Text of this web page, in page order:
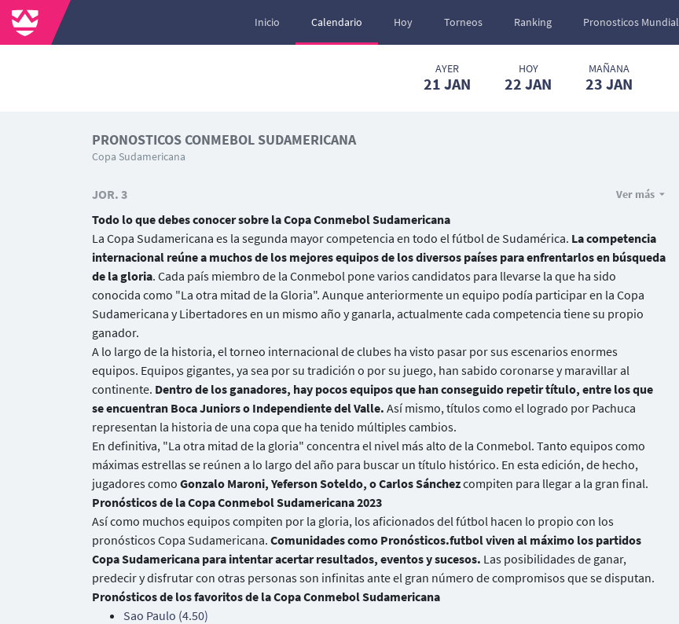
Inicio Calendario Hoy Torneos Ranking Pronosticos Mundial
AYER
21 JAN
HOY
22 JAN
MAÑANA
23 JAN
PRONOSTICOS CONMEBOL SUDAMERICANA
Copa Sudamericana
JOR. 3 Ver más
Todo lo que debes conocer sobre la Copa Conmebol Sudamericana
La Copa Sudamericana es la segunda mayor competencia en todo el fútbol de Sudamérica. La competencia
internacional reúne a muchos de los mejores equipos de los diversos países para enfrentarlos en búsqueda
de la gloria. Cada país miembro de la Conmebol pone varios candidatos para llevarse la que ha sido
conocida como "La otra mitad de la Gloria". Aunque anteriormente un equipo podía participar en la Copa
Sudamericana y Libertadores en un mismo año y ganarla, actualmente cada competencia tiene su propio
ganador.
A lo largo de la historia, el torneo internacional de clubes ha visto pasar por sus escenarios enormes
equipos. Equipos gigantes, ya sea por su tradición o por su juego, han sabido coronarse y maravillar al
continente. Dentro de los ganadores, hay pocos equipos que han conseguido repetir título, entre los que
se encuentran Boca Juniors o Independiente del Valle. Así mismo, títulos como el logrado por Pachuca
representan la historia de una copa que ha tenido múltiples cambios.
En definitiva, "La otra mitad de la gloria" concentra el nivel más alto de la Conmebol. Tanto equipos como
máximas estrellas se reúnen a lo largo del año para buscar un título histórico. En esta edición, de hecho,
jugadores como Gonzalo Maroni, Yeferson Soteldo, o Carlos Sánchezcompiten para llegar a la gran final.
Pronósticos de la Copa Conmebol Sudamericana 2023
Así como muchos equipos compiten por la gloria, los aficionados del fútbol hacen lo propio con los
pronósticos Copa Sudamericana. Comunidades como Pronósticos.futbol viven al máximo los partidos
Copa Sudamericana para intentar acertar resultados, eventos y sucesos. Las posibilidades de ganar,
predecir y disfrutar con otras personas son infinitas ante el gran número de compromisos que se disputan.
Pronósticos de los favoritos de la Copa Conmebol Sudamericana
Sao Paulo (4.50)